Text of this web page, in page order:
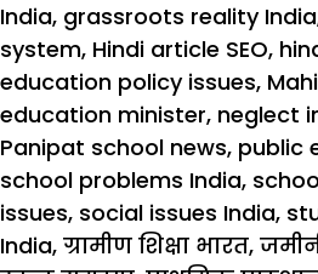
India, grassroots reality India
system, Hindi article SEO,
education policy issues,
education minister, neglect
Panipat school news, public
school problems India,
issues, social issues India,
India, ग्रामीण शिक्षा भारत,